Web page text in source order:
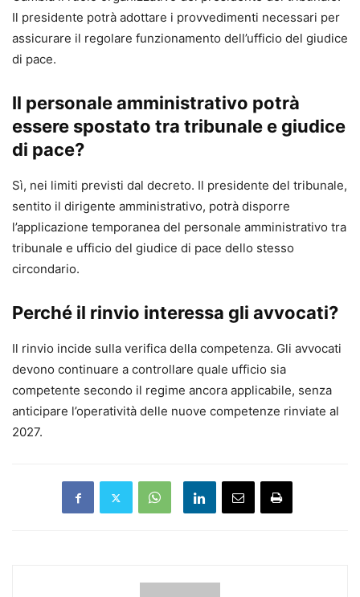
Il presidente potrà adottare i provvedimenti necessari per
assicurare il regolare funzionamento dell’ufficio del giudice
di pace.
Il personale amministrativo potrà
essere spostato tra tribunale e giudice
di pace?
Sì, nei limiti previsti dal decreto. Il presidente del tribunale,
sentito il dirigente amministrativo, potrà disporre
l’applicazione temporanea del personale amministrativo tra
tribunale e ufficio del giudice di pace dello stesso
circondario.
Perché il rinvio interessa gli avvocati?
Il rinvio incide sulla verifica della competenza. Gli avvocati
devono continuare a controllare quale ufficio sia
competente secondo il regime ancora applicabile, senza
anticipare l’operatività delle nuove competenze rinviate al
2027.